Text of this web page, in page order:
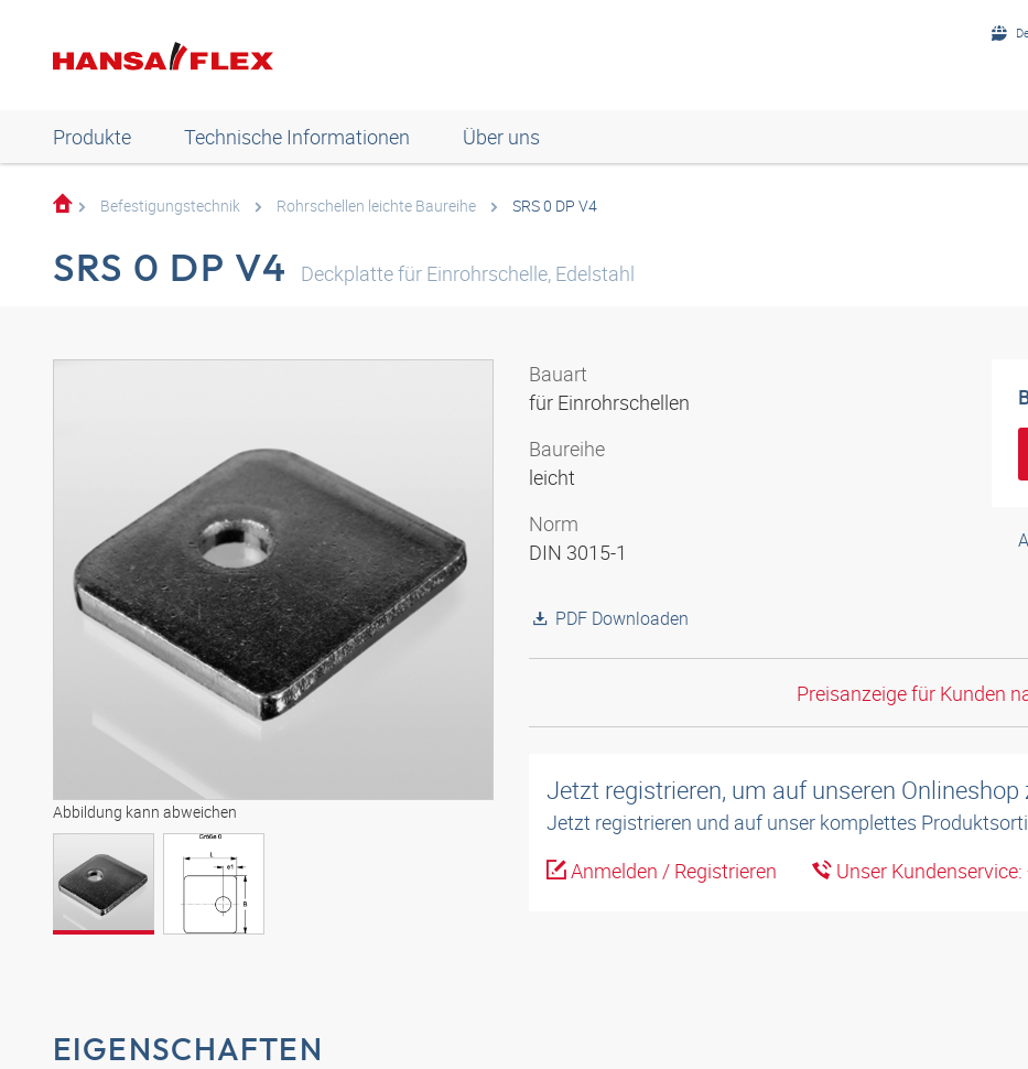
Produkte Technische Informationen Über uns
Befestigungstechnik Rohrschellen leichte Baureihe SRS 0 DP V4
SRS 0 DP V4 Deckplatte für Einrohrschelle, Edelstahl
Abbildung kann abweichen
Bauart
für Einrohrschellen
Baureihe
leicht
Norm
DIN 3015-1
PDF Downloaden
Preisanzeige für Kunden
Jetzt registrieren, um auf unseren Onlineshop
Jetzt registrieren und auf unser komplettes
Anmelden / Registrieren
Unser
EIGENSCHAFTEN